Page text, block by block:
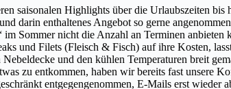
saisonalen Highlights über die Urlaubszeiten
darin enthaltenes Angebot so gerne
Sommer nicht die Anzahl an Terminen
und Filets (Fleisch & Fisch) auf ihre Kosten,
und den kühlen Temperaturen breit
zu entkommen, haben wir bereits fast unsere
entgegengenommen, E-Mails erst wieder